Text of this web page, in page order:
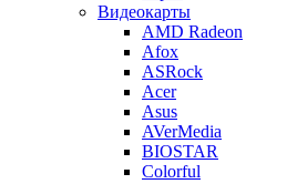
Видеокарты
AMD Radeon
Afox
ASRock
Acer
Asus
AVerMedia
BIOSTAR
Colorful